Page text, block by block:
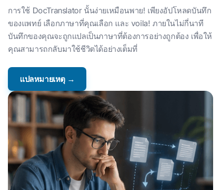
การใช้ DocTranslator นั้นง่ายเหมือนพาย! เพียงอัปโหลดบันทึก
ของแพทย์ เลือกภาษาที่คุณเลือก และ voila! ภายในไม่กี่นาที
บันทึกของคุณจะถูกแปลเป็นภาษาที่ต้องการอย่างถูกต้อง เพื่อให้
คุณสามารถกลับมาใช้ชีวิตได้อย่างเต็มที่
แปลหมายเหตุ →